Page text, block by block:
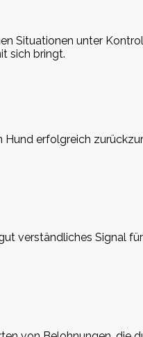
Situationen unter
sich bringt.
erfolgreich
verständliches Signal